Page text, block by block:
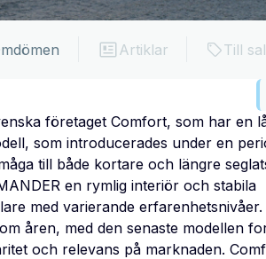
Artiklar Till
företaget Comfort, som har en
som introducerades under en
till både kortare och längre
en rymlig interiör och stabila
med varierande
åren, med den senaste modellen
och relevans på marknaden.